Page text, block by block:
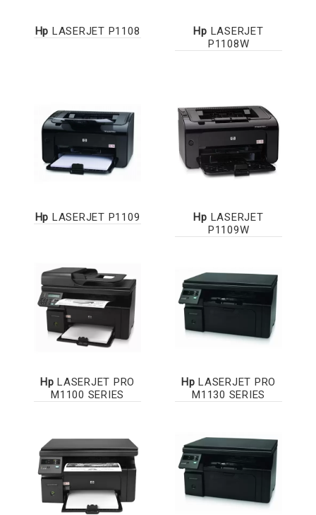
Hp LASERJET P1108 Hp LASERJET
P1108W
Hp LASERJET P1109 Hp LASERJET
P1109W
Hp LASERJET PRO
M1100 SERIES
Hp LASERJET PRO
M1130 SERIES